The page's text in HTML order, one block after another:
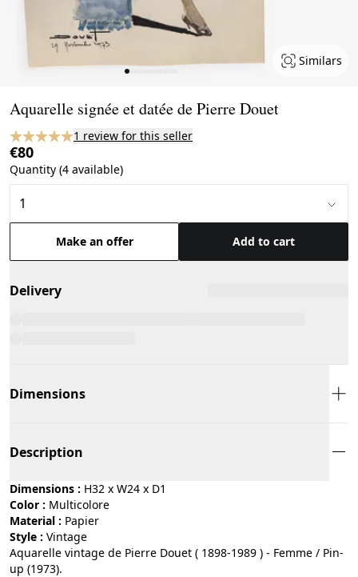
Similars
Aquarelle signée et datée de Pierre Douet
1 review for this seller
€80
Quantity (4 available)
Make an offer Add to cart
Delivery
Dimensions
Description
Dimensions : H32 x W24 x D1
Color :
multicolore
Material :
papier
Style :
vintage
Aquarelle vintage de Pierre Douet ( 1898-1989 ) - Femme / Pin-
up (1973).